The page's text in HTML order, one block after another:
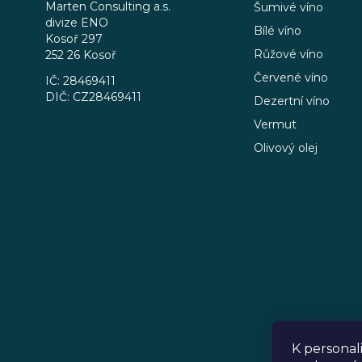
K
Marten Consulting a.s.
divize ENO
Kosoř 297
252 26 Kosoř
IČ: 28469411
DIČ: CZ28469411
Šumivé víno
Bílé víno
Růžové víno
Červené víno
Dezertní víno
Vermut
Olivový olej